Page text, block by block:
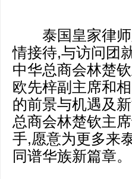
泰国皇家律师
情接待,与访问团
中华总商会林楚
欧先梓副主席和
的前景与机遇及
总商会林楚钦主
手,愿意为更多来
同谱华族新篇章。